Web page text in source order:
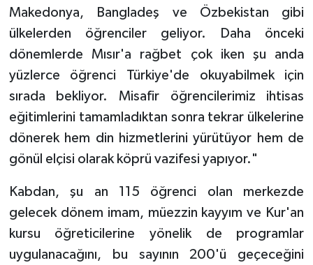
Makedonya, Bangladeş ve Özbekistan gibi
ülkelerden öğrenciler geliyor. Daha önceki
dönemlerde Mısır'a rağbet çok iken şu anda
yüzlerce öğrenci Türkiye'de okuyabilmek için
sırada bekliyor. Misafir öğrencilerimiz ihtisas
eğitimlerini tamamladıktan sonra tekrar ülkelerine
dönerek hem din hizmetlerini yürütüyor hem de
gönül elçisi olarak köprü vazifesi yapıyor."
Kabdan, şu an 115 öğrenci olan merkezde
gelecek dönem imam, müezzin kayyım ve Kur'an
kursu öğreticilerine yönelik de programlar
uygulanacağını, bu sayının 200'ü geçeceğini
Kırşehir Müftülüğü
Kocaeli Müftülüğü
Konya Müftülüğü
Malatya Müftülüğü
Manisa Müftülüğü
Mardin Müftülüğü